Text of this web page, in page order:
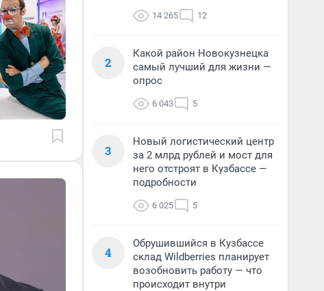
14 265 12
2
Какой район Новокузнецка
самый лучший для жизни —
опрос
6 043 5
3
Новый логистический центр
за 2 млрд рублей и мост для
него отстроят в Кузбассе —
подробности
6 025 5
4
Обрушившийся в Кузбассе
склад Wildberries планирует
возобновить работу — что
происходит внутри